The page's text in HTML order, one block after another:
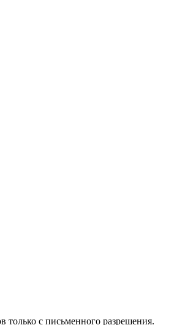
с письменного разрешения.